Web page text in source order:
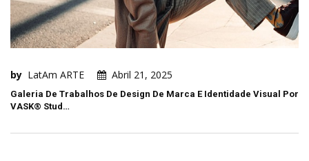
by LatAm ARTE Abril 21, 2025
Galeria De Trabalhos De Design De Marca E Identidade Visual Por
VASK® Stud…